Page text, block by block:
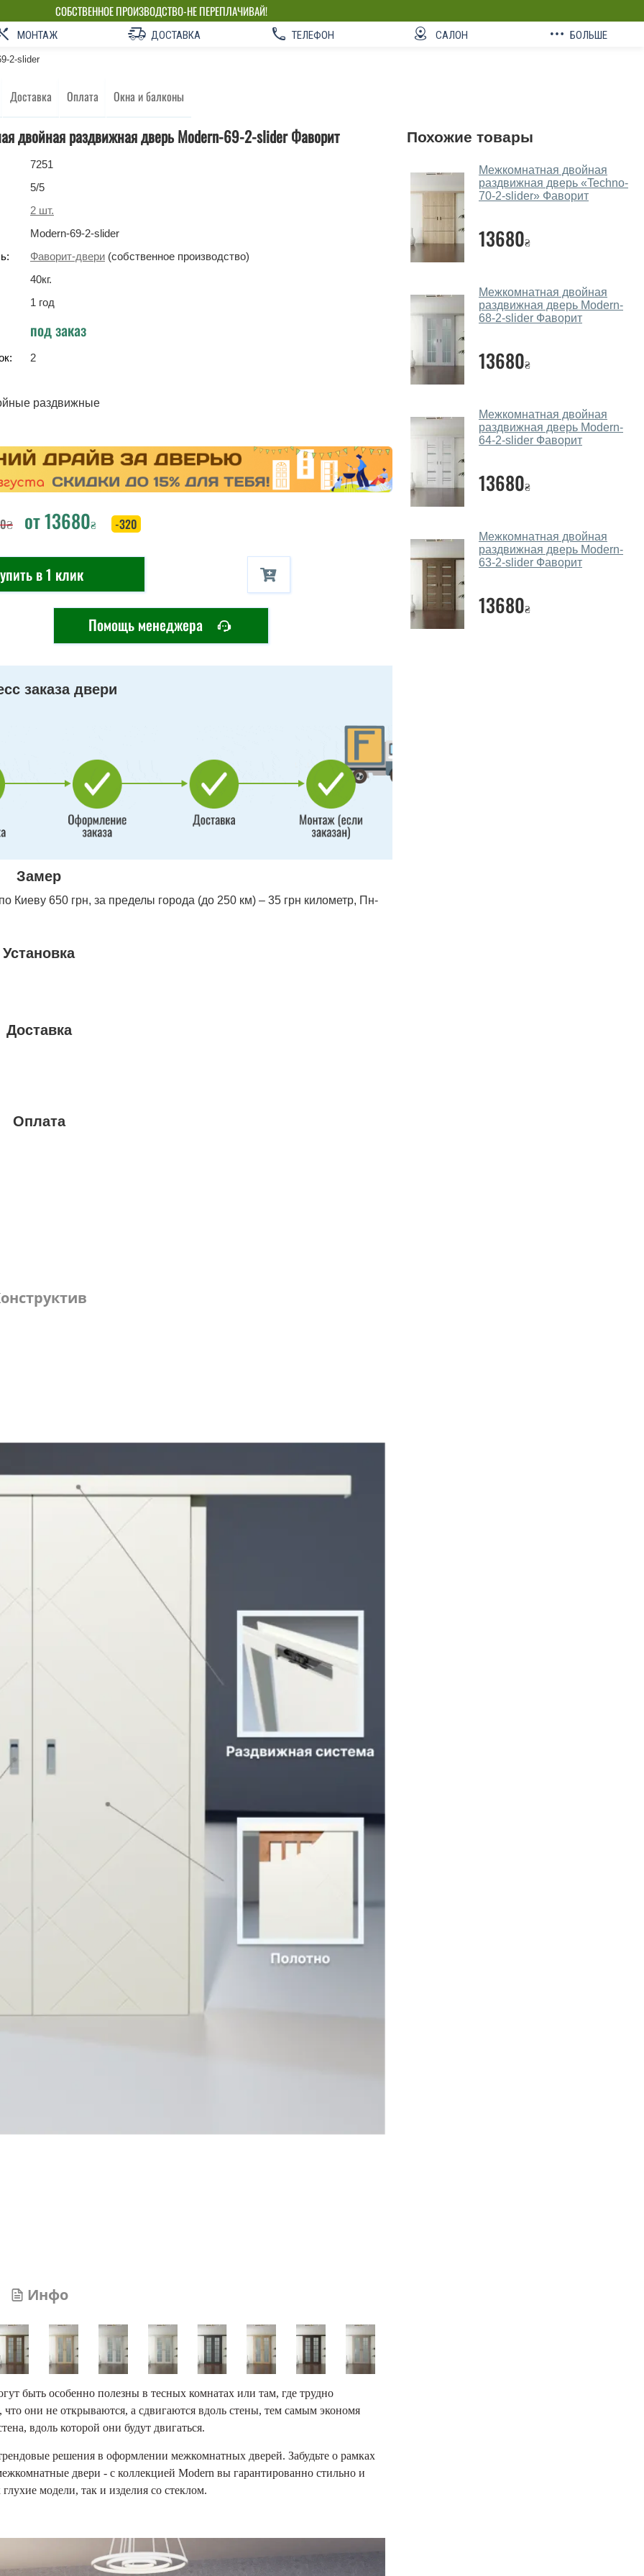
СОБСТВЕННОЕ ПРОИЗВОДСТВО-НЕ ПЕРЕПЛАЧИВАЙ!
МОНТАЖ ДОСТАВКА ТЕЛЕФОН САЛОН БОЛЬШЕ
2-slider
Доставка Оплата Окна и балконы
двойная раздвижная дверь Modern-69-2-slider Фаворит
7251
5/5
2 шт.
Modern-69-2-slider
Фаворит-двери (собственное производство)
40кг.
1 год
под заказ
2
раздвижные
₴ от13680₴ -320
в 1 клик
Помощь менеджера
заказа двери
Замер
Киеву 650 грн, за пределы города (до 250 км) – 35 грн километр, Пн-
Установка
Доставка
Оплата
Инфо
быть особенно полезны в тесных комнатах или там, где трудно
они не открываются, а сдвигаются вдоль стены, тем самым экономя
вдоль которой они будут двигаться.
решения в оформлении межкомнатных дверей. Забудьте о рамках
двери - с коллекцией Modern вы гарантированно стильно и
модели, так и изделия со стеклом.
Похожие товары
Межкомнатная двойная
раздвижная дверь «Techno-
70-2-slider» Фаворит
13680₴
Межкомнатная двойная
раздвижная дверь Modern-
68-2-slider Фаворит
13680₴
Межкомнатная двойная
раздвижная дверь Modern-
64-2-slider Фаворит
13680₴
Межкомнатная двойная
раздвижная дверь Modern-
63-2-slider Фаворит
13680₴